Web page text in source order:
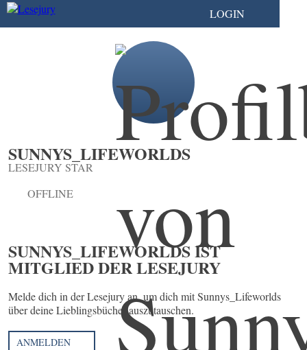
LOGIN
SUNNYS_LIFEWORLDS
LESEJURY STAR
OFFLINE
SUNNYS_LIFEWORLDS IST
MITGLIED DER LESEJURY
Melde dich in der Lesejury an, um dich mit Sunnys_Lifeworlds
über deine Lieblingsbücher auszutauschen.
ANMELDEN